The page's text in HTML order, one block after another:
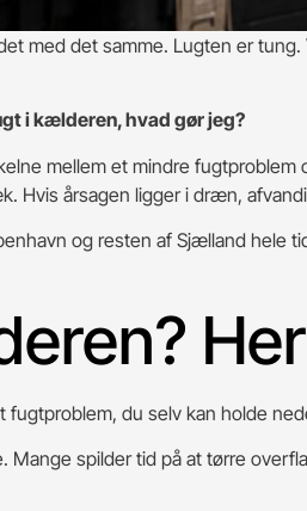
med det samme. Lugten er
i kælderen, hvad gør jeg?
mellem et mindre
Hvis årsagen ligger i dræn,
og resten af Sjælland
fugtproblem, du selv kan holde
Mange spilder tid på at tørre